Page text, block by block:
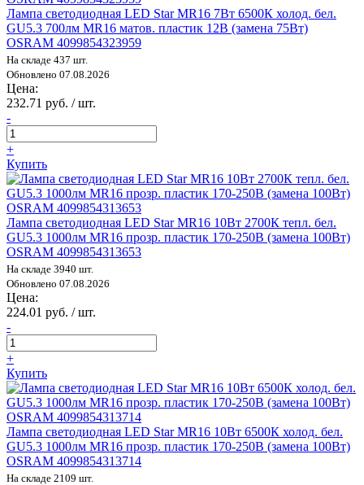
Лампа светодиодная LED Star MR16 7Вт 6500К холод. бел.
GU5.3 700лм MR16 матов. пластик 12В (замена 75Вт)
OSRAM 4099854323959
На складе 437 шт.
Обновлено 07.08.2026
Цена:
232.71 руб. / шт.
-
+
Купить
Лампа светодиодная LED Star MR16 10Вт 2700К тепл. бел.
GU5.3 1000лм MR16 прозр. пластик 170-250В (замена 100Вт)
OSRAM 4099854313653
На складе 3940 шт.
Обновлено 07.08.2026
Цена:
224.01 руб. / шт.
-
+
Купить
Лампа светодиодная LED Star MR16 10Вт 6500К холод. бел.
GU5.3 1000лм MR16 прозр. пластик 170-250В (замена 100Вт)
OSRAM 4099854313714
На складе 2109 шт.